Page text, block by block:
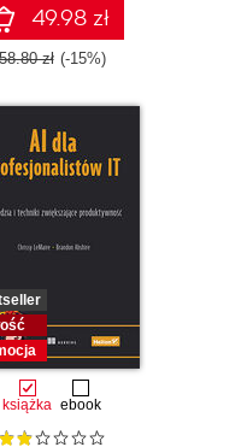
49.98 zł
zł (-15%)
książka ebook